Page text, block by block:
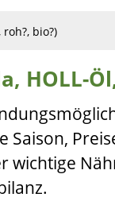
bio?)
HOLL-
Saison,
wichtige